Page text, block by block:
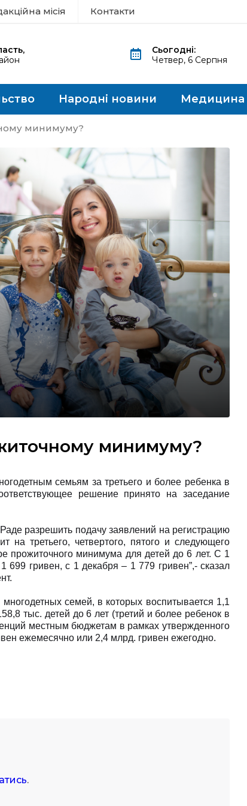
місія Контакти
Сьогодні:
Четвер, 6 Серпня
Народні новини Медицина
минимуму?
минимуму?
семьям за третьего и более ребенка в
решение принято на заседание
разрешить подачу заявлений на регистрацию
на третьего, четвертого, пятого и следующего
прожиточного минимума для детей до 6 лет. С 1
гривен, с 1 декабря – 1 779 гривен”,- сказал
семей, в которых воспитывается 1,1
тыс. детей до 6 лет (третий и более ребенок в
местным бюджетам в рамках утвержденного
ежемесячно или 2,4 млрд. гривен ежегодно.
.